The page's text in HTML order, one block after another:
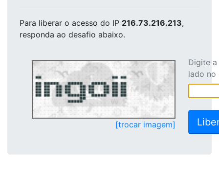
Para liberar o acesso do IP 216.73.216.213,
responda ao desafio abaixo.
[trocar imagem]
Digite
lado no